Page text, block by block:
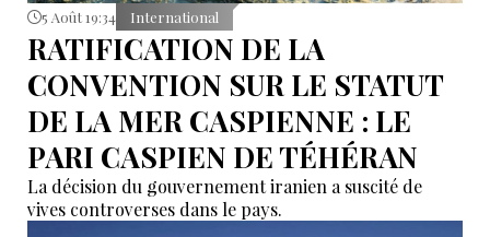
5 Août 19:34 International
RATIFICATION DE LA
CONVENTION SUR LE STATUT
DE LA MER CASPIENNE : LE
PARI CASPIEN DE TÉHÉRAN
La décision du gouvernement iranien a suscité de
vives controverses dans le pays.